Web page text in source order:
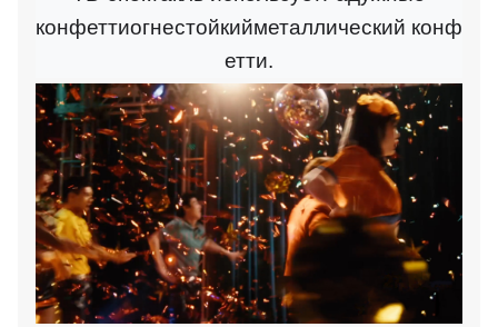
конфеттиогнестойкийметаллический конф
етти.